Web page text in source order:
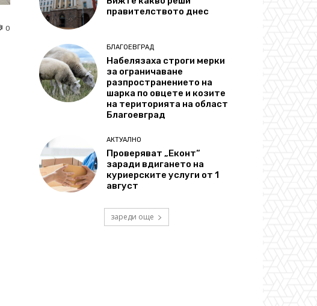
0
правителството днес
БЛАГОЕВГРАД
Набелязаха строги мерки
за ограничаване
разпространението на
шарка по овцете и козите
на територията на област
Благоевград
АКТУАЛНО
Проверяват „Еконт“
заради вдигането на
куриерските услуги от 1
август
зареди още